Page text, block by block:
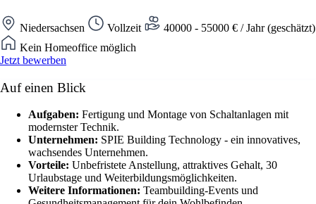
Niedersachsen Vollzeit
40000 - 55000 € / Jahr (geschätzt)
Kein Homeoffice möglich
Jetzt bewerben
Auf einen Blick
Aufgaben: Fertigung und Montage von Schaltanlagen mit
modernster Technik.
Unternehmen: SPIE Building Technology - ein innovatives,
wachsendes Unternehmen.
Vorteile: Unbefristete Anstellung, attraktives Gehalt, 30
Urlaubstage und Weiterbildungsmöglichkeiten.
Weitere Informationen: Teambuilding-Events und